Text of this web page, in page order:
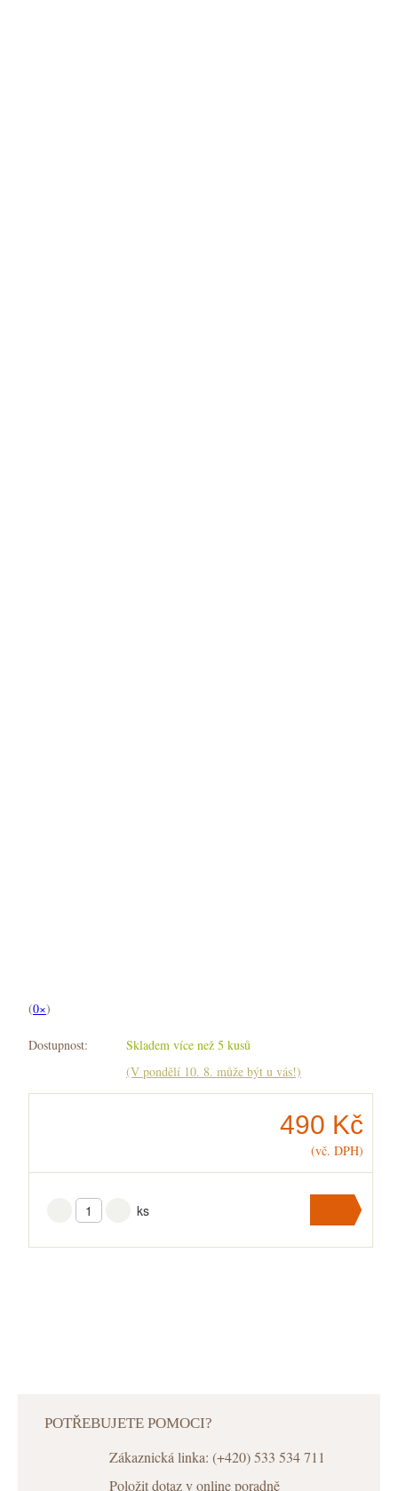
(0×)
Dostupnost:
Skladem více než 5 kusů
(V pondělí 10. 8. může být u vás!)
490 Kč
(vč. DPH)
ks Přidat
POTŘEBUJETE POMOCI?
Zákaznická linka: (+420) 533 534 711
Položit dotaz v online poradně